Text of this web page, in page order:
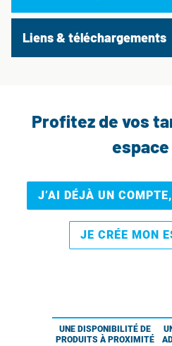
Liens & téléchargements
Profitez de vos
espace
J’AI DÉJÀ UN
JE CRÉE MON
UNE DISPONIBILITÉ DE
PRODUITS À PROXIMITÉ